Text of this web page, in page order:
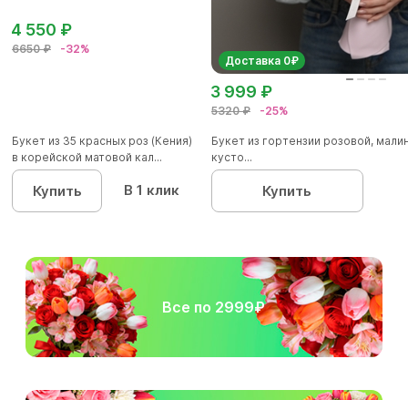
6650 ₽ -32%
4 550 ₽
Букет из 35 красных роз (Кения)
в корейской матовой кал...
Купить В 1 клик
Доставка 0₽
5320 ₽ -25%
3 999 ₽
Букет из гортензии розовой,
кусто...
Купить
Все по 2999₽